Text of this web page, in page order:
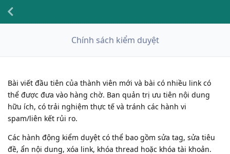
Chính sách kiểm duyệt
Bài viết đầu tiên của thành viên mới và bài có nhiều link có
thể được đưa vào hàng chờ. Ban quản trị ưu tiên nội dung
hữu ích, có trải nghiệm thực tế và tránh các hành vi
spam/liên kết rủi ro.
Các hành động kiểm duyệt có thể bao gồm sửa tag, sửa tiêu
đề, ẩn nội dung, xóa link, khóa thread hoặc khóa tài khoản.